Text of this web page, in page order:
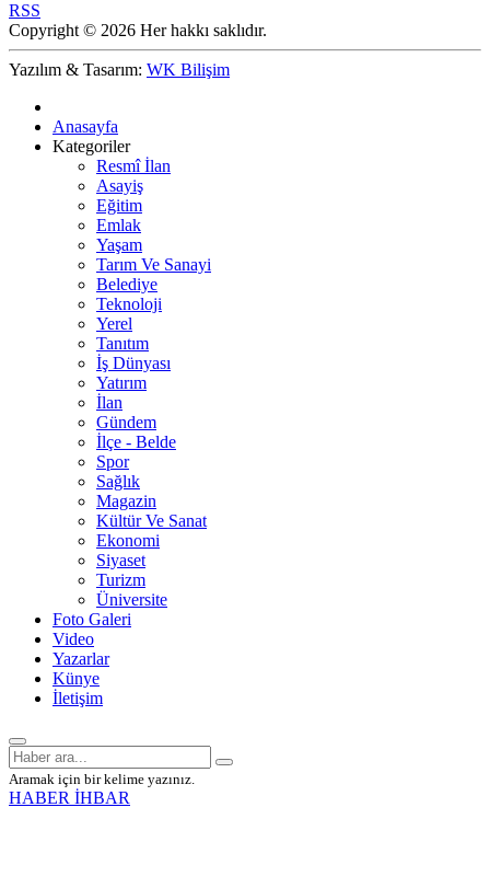
RSS
Copyright © 2026 Her hakkı saklıdır.
Yazılım & Tasarım: WK Bilişim
Anasayfa
Kategoriler
Resmî İlan
Asayiş
Eğitim
Emlak
Yaşam
Tarım Ve Sanayi
Belediye
Teknoloji
Yerel
Tanıtım
İş Dünyası
Yatırım
İlan
Gündem
İlçe - Belde
Spor
Sağlık
Magazin
Kültür Ve Sanat
Ekonomi
Siyaset
Turizm
Üniversite
Foto Galeri
Video
Yazarlar
Künye
İletişim
Aramak için bir kelime yazınız.
HABER İHBAR